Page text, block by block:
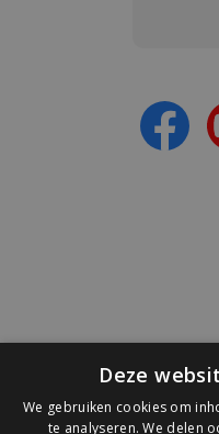
Deze
We gebruiken cookies om
te analyseren. We delen